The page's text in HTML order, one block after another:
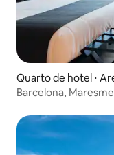
Quarto de hotel ⋅
Barcelona,